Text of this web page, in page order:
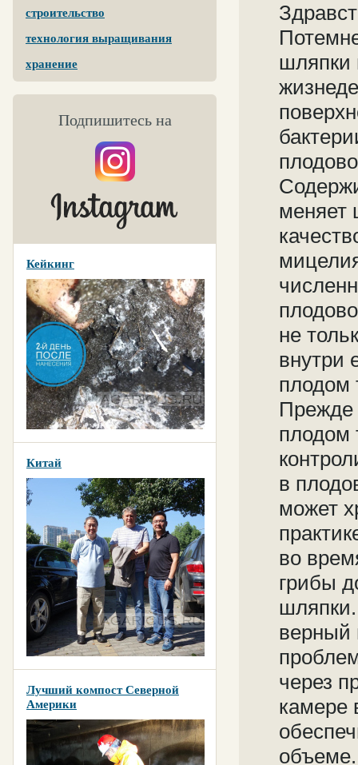
строительство
технология выращивания
хранение
Подпишитесь на
Кейкинг
Китай
Лучший компост Северной
Америки
шляпки
меняет
не
внутри
плодом
Прежде
плодом
в
может
во
грибы
шляпки.
верный
через
камере
объеме.